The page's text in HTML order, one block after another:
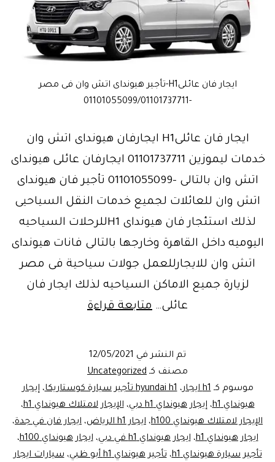
ايجار فان عائلىH1-تأجير هيونداى اتش وان فى مصر
-01101055099/01101737711
ايجار فان عائلىH1 ايجارفان هيونداى اتش وان
خدمات ليموزين 01101737711 ايجارفان عائلى هيونداى
اتش وان بالتالى -01101055099 تأجير فان هيونداى
اتش وان للعائلات لجميع خدمات النقل السياحيى
لذلك استئجار فان هيونداى H1للرحلات السياحيه
اليوميه داخل القاهرة وخارجها بالتالى فانات هيونداى
اتش وان للايجارللعمل جولات سياحية فى مصر
لزيارة جميع الاماكن السياحيه لذلك ايجار فان
عائلى… متابعة قراءةاسطوره
بأحدث
مواصفات
واسعار
تم النشر في 12/05/2021
مصنف كـ Uncategorized
موسوم كـh1 ايجار ،hyundai h1 تأجير سيارة كوستاريكا ،إيجار
هيونداي h1
،إيجار هيونداي h1 دبي ،الإيجار لامتلاك هيونداي h1
،
الإيجار لامتلاك هيونداي h100
، ايجار h1 الرياض ، ايجار فان في جدة،
ايجار هيونداي h1
،ايجار هيونداي h1 في دبي ،ايجار هيونداي h100
،
تأجير سيارة هيونداي h1
،تأجير هيونداي h1 أبو ظبي ،سيارات ايجار